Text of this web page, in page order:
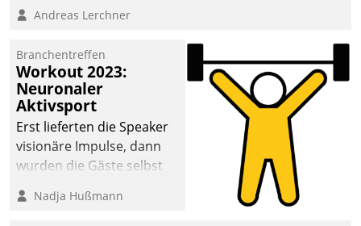
Andreas Lerchner
Branchentreffen
Workout 2023:
Neuronaler
Aktivsport
Erst lieferten die Speaker
visionäre Impulse, dann
wurden die Gäste selbst
methodisch
Nadja Hußmann